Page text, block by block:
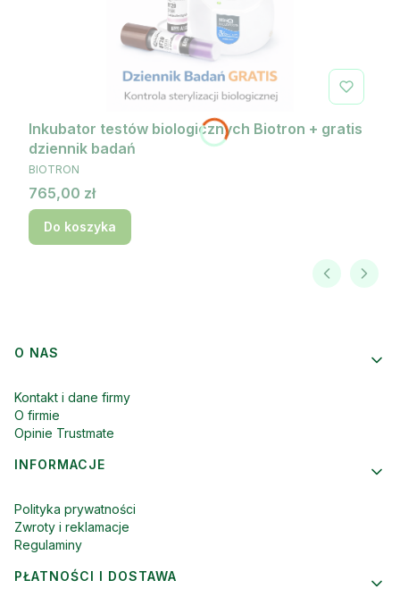
Inkubator testów biologicznych Biotron + gratis
dziennik badań
PRODUCENT
BIOTRON
Cena
765,00 zł
Do koszyka
Linki w stopce
O NAS
Kontakt i dane firmy
O firmie
Opinie Trustmate
INFORMACJE
Polityka prywatności
Zwroty i reklamacje
Regulaminy
PŁATNOŚCI I DOSTAWA